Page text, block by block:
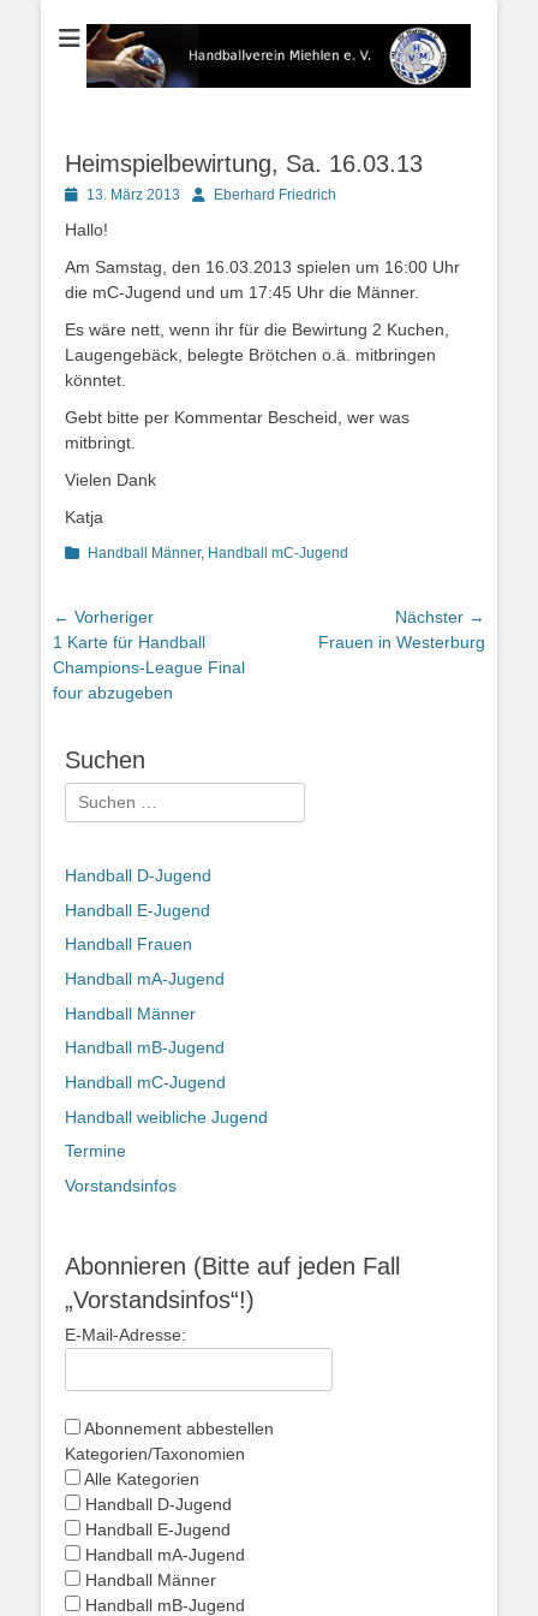
Handballverein
Miehlen e. V.
Der Handballverein im Blauen Ländchen
Heimspielbewirtung, Sa. 16.03.13
Posted13. März 2013 AutorEberhard Friedrich
Hallo!
Am Samstag, den 16.03.2013 spielen um 16:00 Uhr
die mC-Jugend und um 17:45 Uhr die Männer.
Es wäre nett, wenn ihr für die Bewirtung 2 Kuchen,
Laugengebäck, belegte Brötchen o.ä. mitbringen
könntet.
Gebt bitte per Kommentar Bescheid, wer was
mitbringt.
Vielen Dank
Katja
Kategorien
Handball Männer, Handball mC-Jugend
Beitragsnavigation
← Vorheriger
Vorheriger
Beitrag:
1 Karte für Handball
Champions-League Final
four abzugeben
Nächster →
NächsterFrauen in Westerburg
Suchen
Suchen
nach:
Handball D-Jugend
Handball E-Jugend
Handball Frauen
Handball mA-Jugend
Handball Männer
Handball mB-Jugend
Handball mC-Jugend
Handball weibliche Jugend
Termine
Vorstandsinfos
Abonnieren (Bitte auf jeden Fall
„Vorstandsinfos“!)
E-Mail-Adresse:
Abonnement abbestellen
Kategorien/Taxonomien
Alle Kategorien
Handball D-Jugend
Handball E-Jugend
Handball mA-Jugend
Handball Männer
Handball mB-Jugend